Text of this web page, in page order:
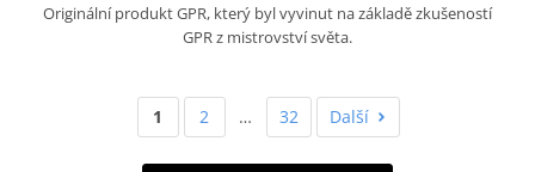
Originální produkt GPR, který byl vyvinut na základě zkušeností
GPR z mistrovství světa.
1 2 … 32 Další